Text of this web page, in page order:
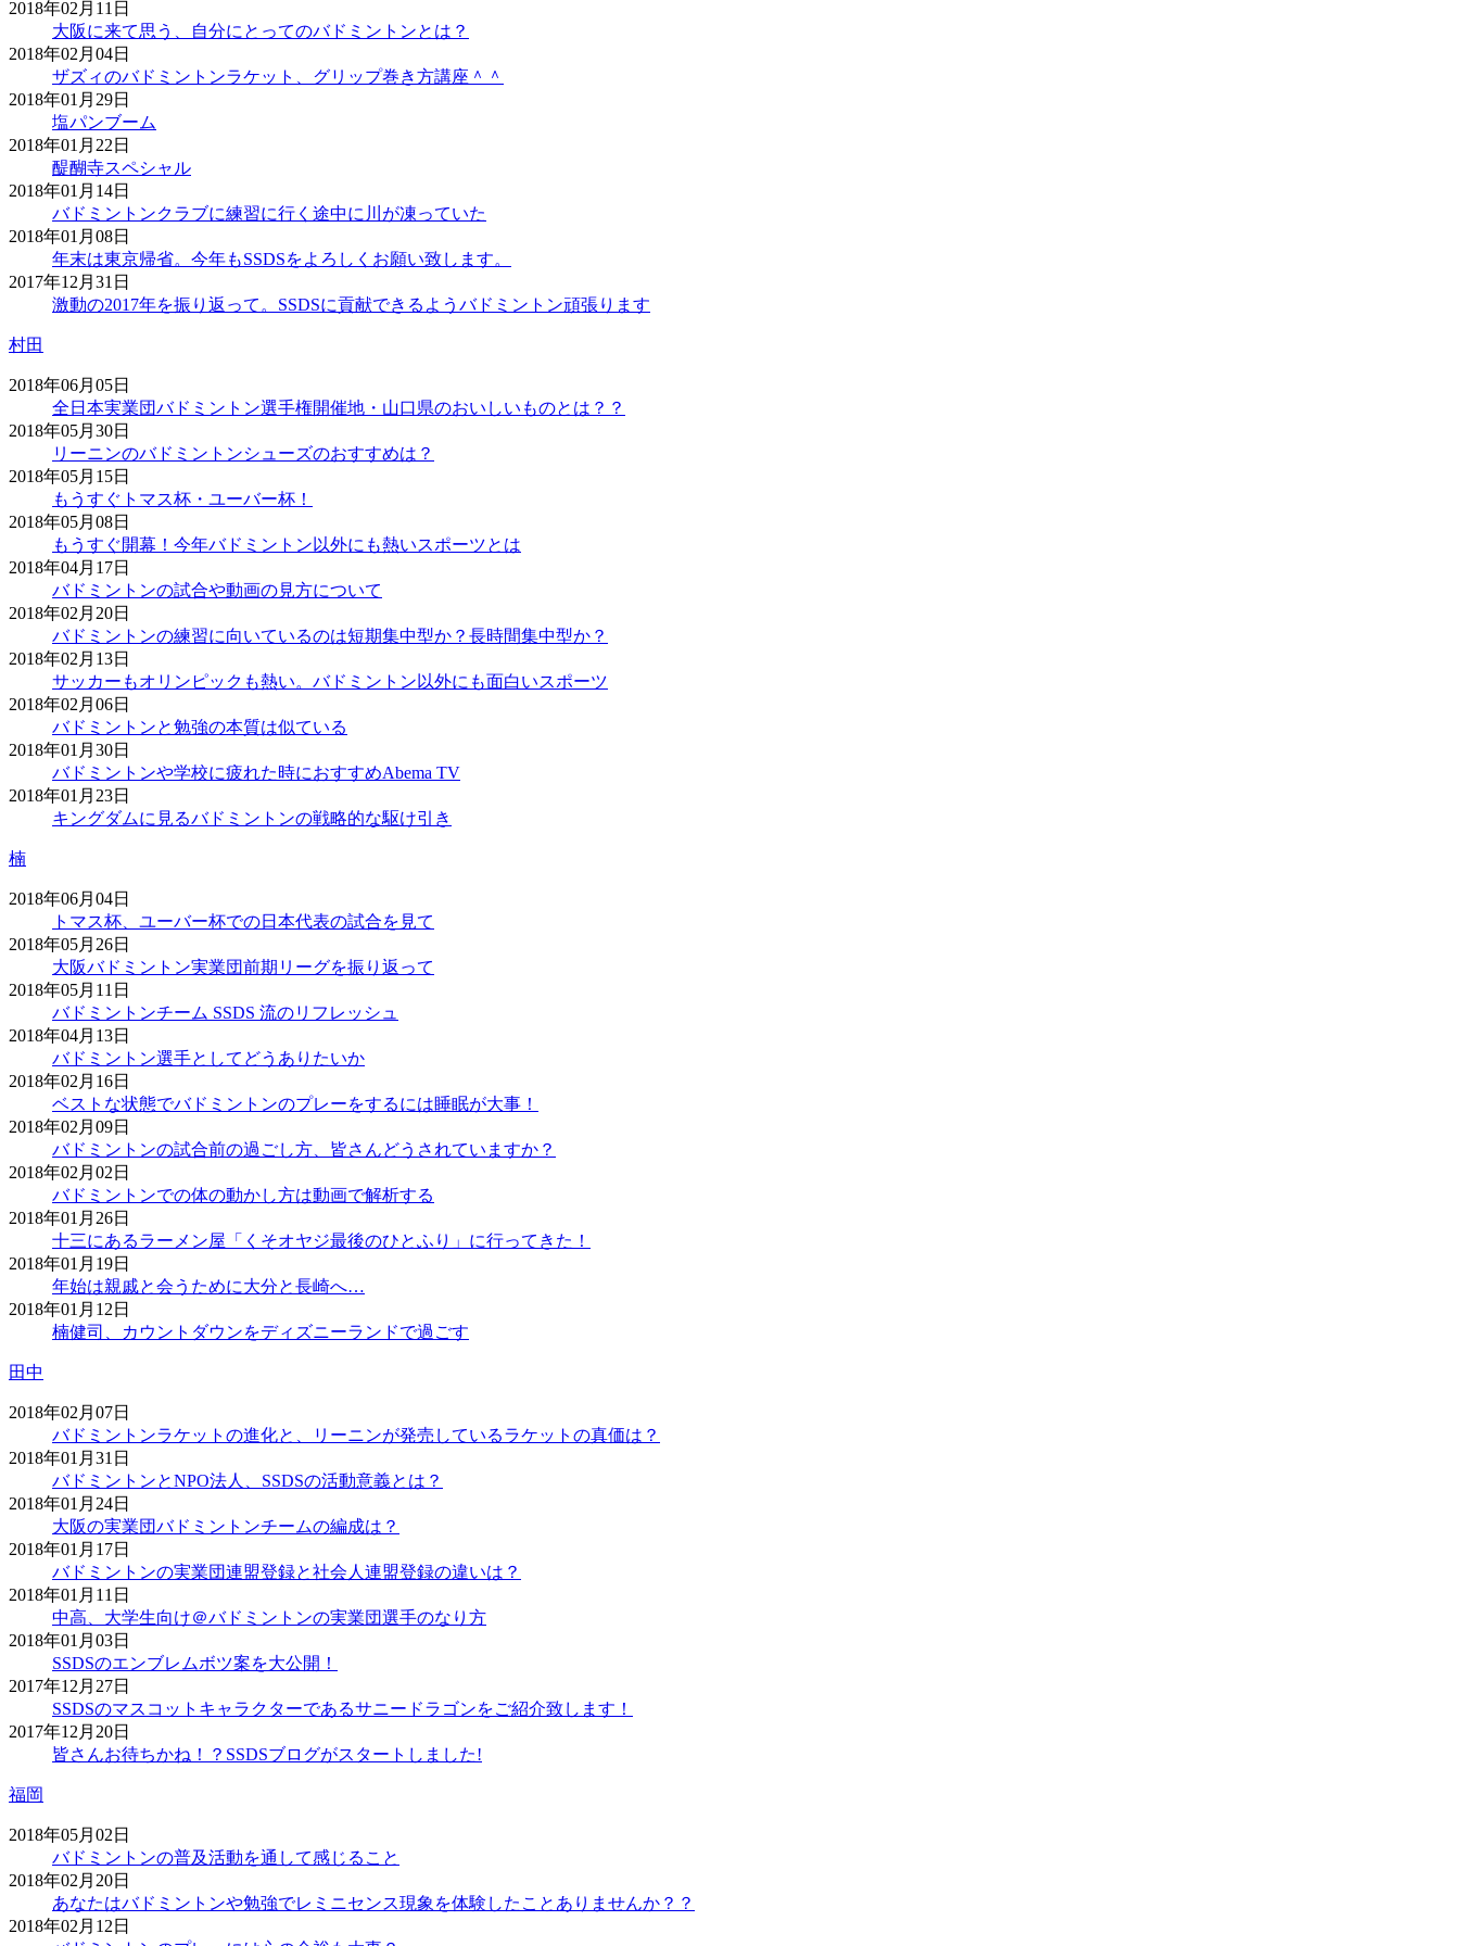
2018年02月11日
大阪に来て思う、自分にとってのバドミントンとは？
2018年02月04日
ザズィのバドミントンラケット、グリップ巻き方講座＾＾
2018年01月29日
塩パンブーム
2018年01月22日
醍醐寺スペシャル
2018年01月14日
バドミントンクラブに練習に行く途中に川が凍っていた
2018年01月08日
年末は東京帰省。今年もSSDSをよろしくお願い致します。
2017年12月31日
激動の2017年を振り返って。SSDSに貢献できるようバドミントン頑張ります
村田
2018年06月05日
全日本実業団バドミントン選手権開催地・山口県のおいしいものとは？？
2018年05月30日
リーニンのバドミントンシューズのおすすめは？
2018年05月15日
もうすぐトマス杯・ユーバー杯！
2018年05月08日
もうすぐ開幕！今年バドミントン以外にも熱いスポーツとは
2018年04月17日
バドミントンの試合や動画の見方について
2018年02月20日
バドミントンの練習に向いているのは短期集中型か？長時間集中型か？
2018年02月13日
サッカーもオリンピックも熱い。バドミントン以外にも面白いスポーツ
2018年02月06日
バドミントンと勉強の本質は似ている
2018年01月30日
バドミントンや学校に疲れた時におすすめAbema TV
2018年01月23日
キングダムに見るバドミントンの戦略的な駆け引き
楠
2018年06月04日
トマス杯、ユーバー杯での日本代表の試合を見て
2018年05月26日
大阪バドミントン実業団前期リーグを振り返って
2018年05月11日
バドミントンチーム SSDS 流のリフレッシュ
2018年04月13日
バドミントン選手としてどうありたいか
2018年02月16日
ベストな状態でバドミントンのプレーをするには睡眠が大事！
2018年02月09日
バドミントンの試合前の過ごし方、皆さんどうされていますか？
2018年02月02日
バドミントンでの体の動かし方は動画で解析する
2018年01月26日
十三にあるラーメン屋「くそオヤジ最後のひとふり」に行ってきた！
2018年01月19日
年始は親戚と会うために大分と長崎へ…
2018年01月12日
楠健司、カウントダウンをディズニーランドで過ごす
田中
2018年02月07日
バドミントンラケットの進化と、リーニンが発売しているラケットの真価は？
2018年01月31日
バドミントンとNPO法人、SSDSの活動意義とは？
2018年01月24日
大阪の実業団バドミントンチームの編成は？
2018年01月17日
バドミントンの実業団連盟登録と社会人連盟登録の違いは？
2018年01月11日
中高、大学生向け＠バドミントンの実業団選手のなり方
2018年01月03日
SSDSのエンブレムボツ案を大公開！
2017年12月27日
SSDSのマスコットキャラクターであるサニードラゴンをご紹介致します！
2017年12月20日
皆さんお待ちかね！？SSDSブログがスタートしました!
福岡
2018年05月02日
バドミントンの普及活動を通して感じること
2018年02月20日
あなたはバドミントンや勉強でレミニセンス現象を体験したことありませんか？？
2018年02月12日